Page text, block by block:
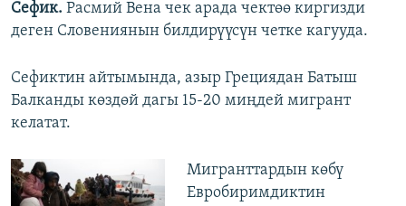
Сефик. Расмий Вена чек арада чектөө киргизди
деген Словениянын билдирүүсүн четке кагууда.
Сефиктин айтымында, азыр Грециядан Батыш
Балканды көздөй дагы 15-20 миңдей мигрант
келатат.
Мигранттардын көбү
Евробиримдиктин